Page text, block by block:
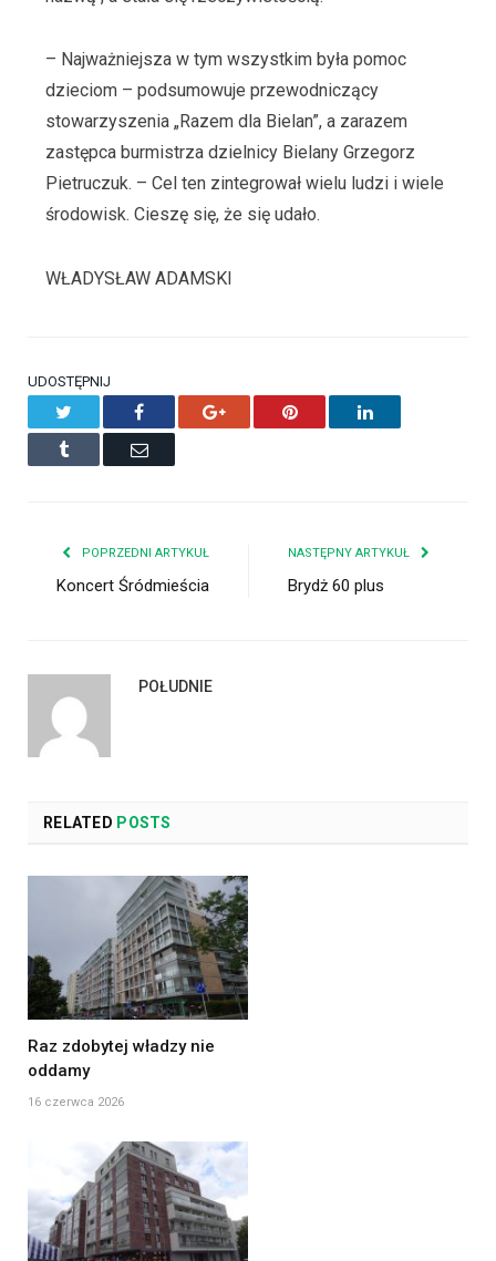
– Najważniejsza w tym wszystkim była pomoc
dzieciom – podsumowuje przewodniczący
stowarzyszenia „Razem dla Bielan”, a zarazem
zastępca burmistrza dzielnicy Bielany Grzegorz
Pietruczuk. – Cel ten zintegrował wielu ludzi i wiele
środowisk. Cieszę się, że się udało.
WŁADYSŁAW ADAMSKI
UDOSTĘPNIJ
Facebook Google+ Pinterest LinkedIn
Tumblr Email
POPRZEDNI ARTYKUŁ
Koncert Śródmieścia
NASTĘPNY ARTYKUŁ
Brydż 60 plus
POŁUDNIE
RELATED POSTS
Raz zdobytej władzy nie
oddamy
16 czerwca 2026